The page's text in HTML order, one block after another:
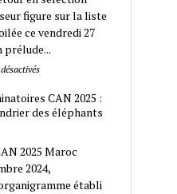
figure sur la liste
ce vendredi 27
prélude...
CAN 2025 :
des éléphants
2025 Maroc
2024,
établi